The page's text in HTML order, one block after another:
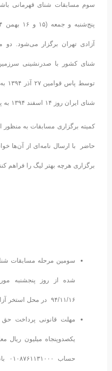
سوم مسابقات شنای قهرمانی
آزادی تهران برگزار می‌شود.
شنای کشور با صدرنشینی
توسط
شنای ایران روز ۱۴ اسفند ۱۳۹۴ به پایان می‌رسد.
کمیته برگزاری مسابقات به منظور
حاضر با ارسال نامه‌ای از آن‌ها
برگزاری هرچه بهتر لیگ را فراهم
سومین مرحله مسابقات
۹۴/۱۱/۱۶ در محل استخر آزادی تهران برگزار می‌گردد.
مهلت قانونی پرداخت حق
حساب